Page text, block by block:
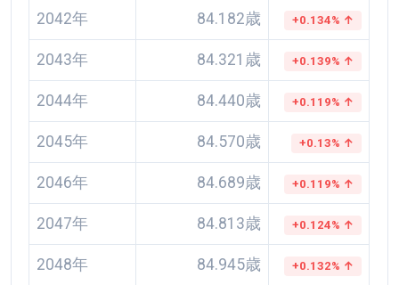
2042年 84.182歳 +0.134% ↑
2043年 84.321歳 +0.139% ↑
2044年 84.440歳 +0.119% ↑
2045年 84.570歳 +0.13% ↑
2046年 84.689歳 +0.119% ↑
2047年 84.813歳 +0.124% ↑
2048年 84.945歳 +0.132% ↑